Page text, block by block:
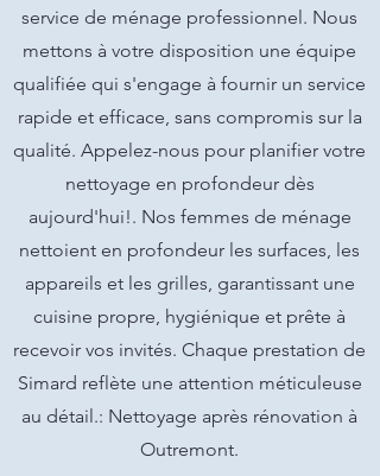
service de ménage professionnel. Nous
mettons à votre disposition une équipe
qualifiée qui s'engage à fournir un service
rapide et efficace, sans compromis sur la
qualité. Appelez-nous pour planifier votre
nettoyage en profondeur dès
aujourd'hui!. Nos femmes de ménage
nettoient en profondeur les surfaces, les
appareils et les grilles, garantissant une
cuisine propre, hygiénique et prête à
recevoir vos invités. Chaque prestation de
Simard reflète une attention méticuleuse
au détail.: Nettoyage après rénovation à
Outremont.